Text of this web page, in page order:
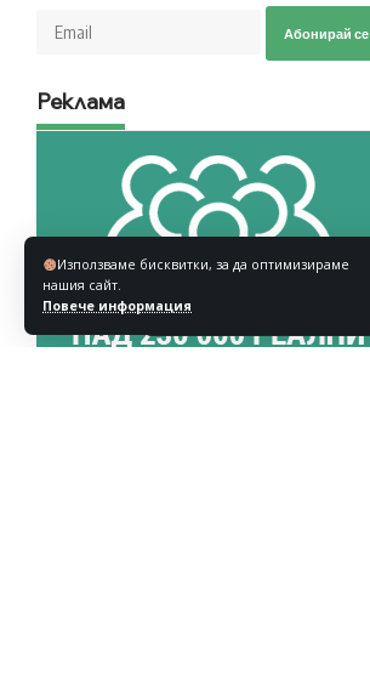
Използваме бисквитки, за да оптимизираме
нашия сайт.
Повече информация
Абонирай се
Реклама